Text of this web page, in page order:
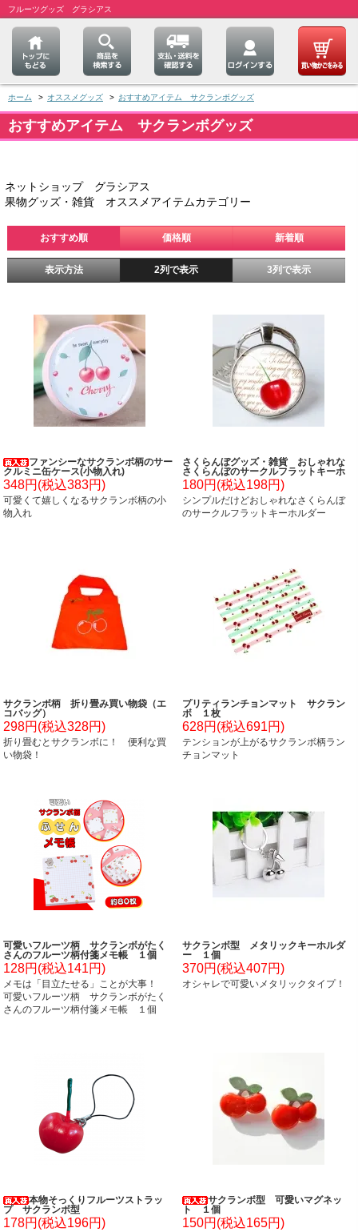
フルーツグッズ グラシアス
ホーム > オススメグッズ > おすすめアイテム サクランボグッズ
おすすめアイテム サクランボグッズ
ネットショップ グラシアス
果物グッズ・雑貨 オススメアイテムカテゴリー
おすすめ順 価格順 新着順
表示方法 2列で表示 3列で表示
ファンシーなサクランボ柄のサー
クルミニ缶ケース(小物入れ)
348円(税込383円)
可愛くて嬉しくなるサクランボ柄の小
物入れ
さくらんぼグッズ・雑貨 おしゃれな
さくらんぼのサークルフラットキーホ
ルダー
180円(税込198円)
シンプルだけどおしゃれなさくらんぼ
のサークルフラットキーホルダー
サクランボ柄 折り畳み買い物袋（エ
コバッグ）
298円(税込328円)
折り畳むとサクランボに！ 便利な買
い物袋！
プリティランチョンマット サクラン
ボ １枚
628円(税込691円)
テンションが上がるサクランボ柄ラン
チョンマット
可愛いフルーツ柄 サクランボがたく
さんのフルーツ柄付箋メモ帳 １個
128円(税込141円)
メモは「目立たせる」ことが大事！
可愛いフルーツ柄 サクランボがたく
さんのフルーツ柄付箋メモ帳 １個
サクランボ型 メタリックキーホルダ
ー １個
370円(税込407円)
オシャレで可愛いメタリックタイプ！
本物そっくりフルーツストラッ
プ サクランボ型
178円(税込196円)
サクランボ型 可愛いマグネッ
ト １個
150円(税込165円)